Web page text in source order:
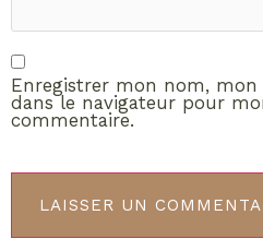
Enregistrer mon nom,
dans le navigateur pour
commentaire.